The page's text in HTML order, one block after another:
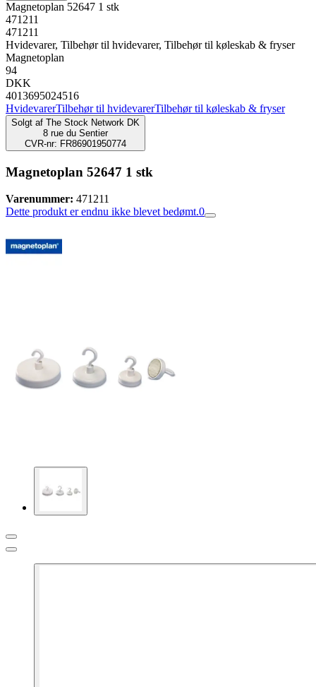
Magnetoplan 52647 1 stk
471211
471211
Hvidevarer, Tilbehør til hvidevarer, Tilbehør til køleskab & fryser
Magnetoplan
94
DKK
4013695024516
HvidevarerTilbehør til hvidevarerTilbehør til køleskab & fryser
Solgt af The Stock Network DK
8 rue du Sentier
CVR-nr: FR86901950774
Magnetoplan 52647 1 stk
Varenummer: 471211
Dette produkt er endnu ikke blevet bedømt.0